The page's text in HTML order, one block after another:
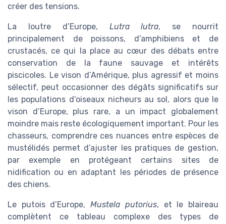
créer des tensions.
La loutre d’Europe, Lutra lutra, se nourrit
principalement de poissons, d’amphibiens et de
crustacés, ce qui la place au cœur des débats entre
conservation de la faune sauvage et intérêts
piscicoles. Le vison d’Amérique, plus agressif et moins
sélectif, peut occasionner des dégâts significatifs sur
les populations d’oiseaux nicheurs au sol, alors que le
vison d’Europe, plus rare, a un impact globalement
moindre mais reste écologiquement important. Pour les
chasseurs, comprendre ces nuances entre espèces de
mustélidés permet d’ajuster les pratiques de gestion,
par exemple en protégeant certains sites de
nidification ou en adaptant les périodes de présence
des chiens.
Le putois d’Europe,Mustela putorius, et le blaireau
complètent ce tableau complexe des types de